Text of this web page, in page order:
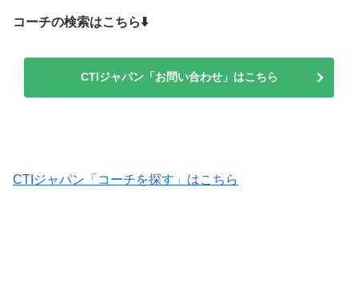
コーチの検索はこちら⬇️
CTIジャパン「お問い合わせ」はこちら
CTIジャパン「コーチを探す」はこちら